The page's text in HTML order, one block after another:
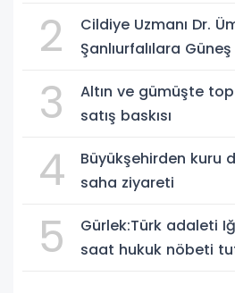
2
Cildiye Uzmanı Dr.
Şanlıurfalılara Güneş
3
Altın ve gümüşte
satış baskısı
4
Büyükşehirden kuru
saha ziyareti
5
Gürlek:Türk adaleti
saat hukuk nöbeti